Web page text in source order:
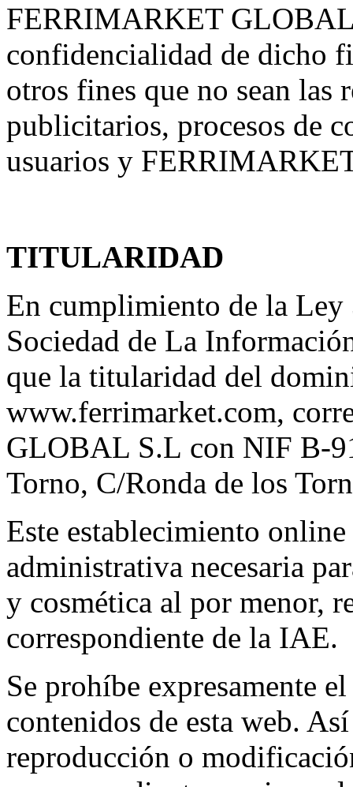
FERRIMARKET GLOBAL
confidencialidad de dicho
otros fines que no sean las
publicitarios, procesos de
usuarios y
TITULARIDAD
En cumplimiento de la
Sociedad de La
que la titularidad del
www.ferrimarket.com,
GLOBAL S.L con NIF B-
Torno, C/Ronda de los
Este establecimiento
administrativa necesaria
y cosmética al por menor,
correspondiente de la IAE.
Se prohíbe expresamente
contenidos de esta web.
reproducción o